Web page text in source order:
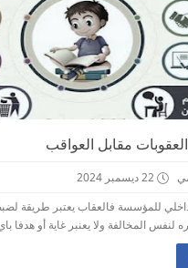
مقابل العواقب
22 ديسمبر 2024
للمؤسسة فالعقاب يعتبر طريقة
لنفس المخالفة ولا يعنبر غاية أو هدفا